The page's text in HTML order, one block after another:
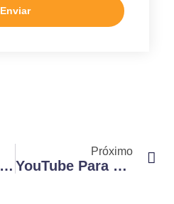
Enviar
Reels Para Instagram: Como Criar Conteúdos Que Encantam Sua Audiência
Próximo
YouTube Para Empresas: Como Vídeos Podem Transformar Seu Negócio